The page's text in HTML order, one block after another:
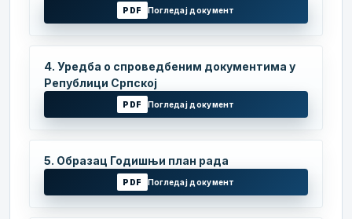
PDF Погледај документ
4. Уредба о спроведбеним документима у
Републици Српској
PDF Погледај документ
5. Образац Годишњи план рада
PDF Погледај документ